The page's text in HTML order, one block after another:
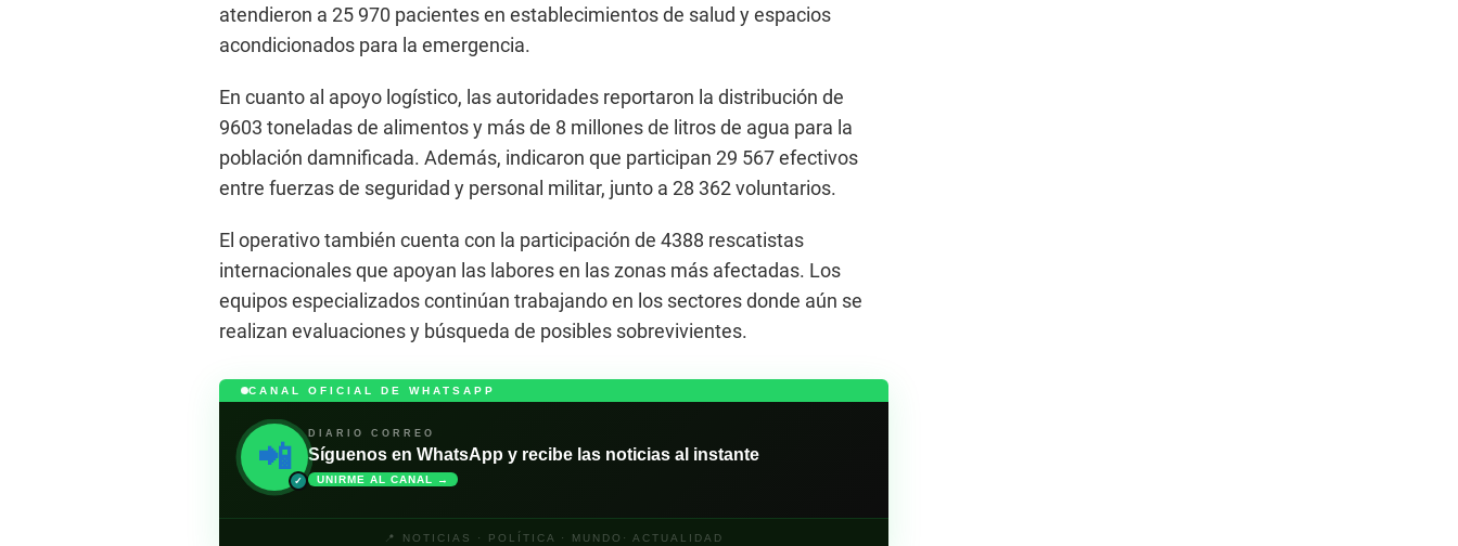
atendieron a 25 970 pacientes en establecimientos de salud y espacios
acondicionados para la emergencia.
En cuanto al apoyo logístico, las autoridades reportaron la distribución de
9603 toneladas de alimentos y más de 8 millones de litros de agua para la
población damnificada. Además, indicaron que participan 29 567 efectivos
entre fuerzas de seguridad y personal militar, junto a 28 362 voluntarios.
El operativo también cuenta con la participación de 4388 rescatistas
internacionales que apoyan las labores en las zonas más afectadas. Los
equipos especializados continúan trabajando en los sectores donde aún se
realizan evaluaciones y búsqueda de posibles sobrevivientes.
CANAL OFICIAL DE WHATSAPP
📲
✓
DIARIO CORREO
Síguenos en WhatsApp y recibe las noticias al instante
UNIRME AL CANAL →
📍 NOTICIAS · POLÍTICA · MUNDO· ACTUALIDAD